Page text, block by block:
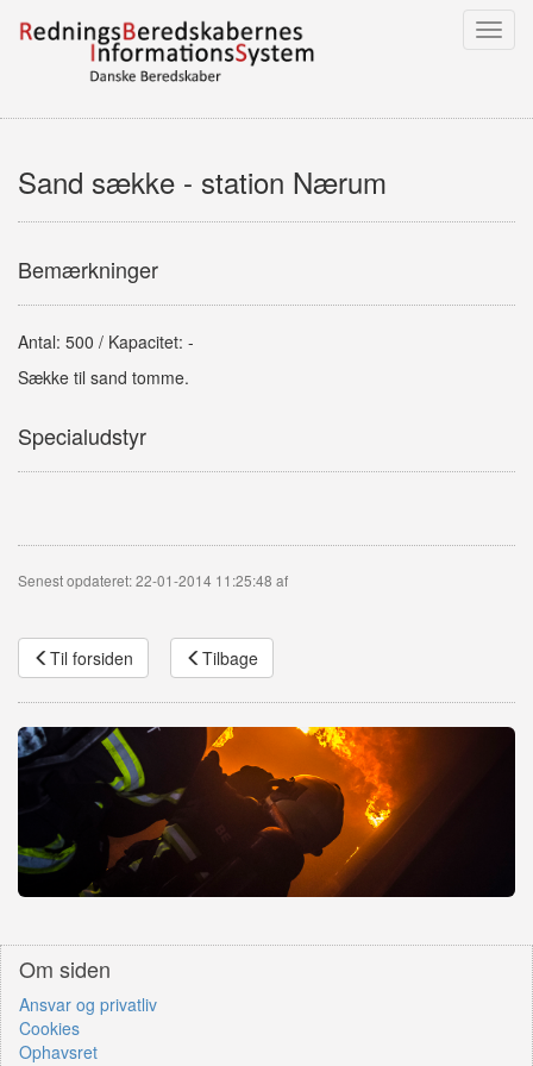
Sand sække - station Nærum
Bemærkninger
Antal: 500 / Kapacitet: -
Sække til sand tomme.
Specialudstyr
Senest opdateret: 22-01-2014 11:25:48 af
Til forsiden Tilbage
Om siden
Ansvar og privatliv
Cookies
Ophavsret